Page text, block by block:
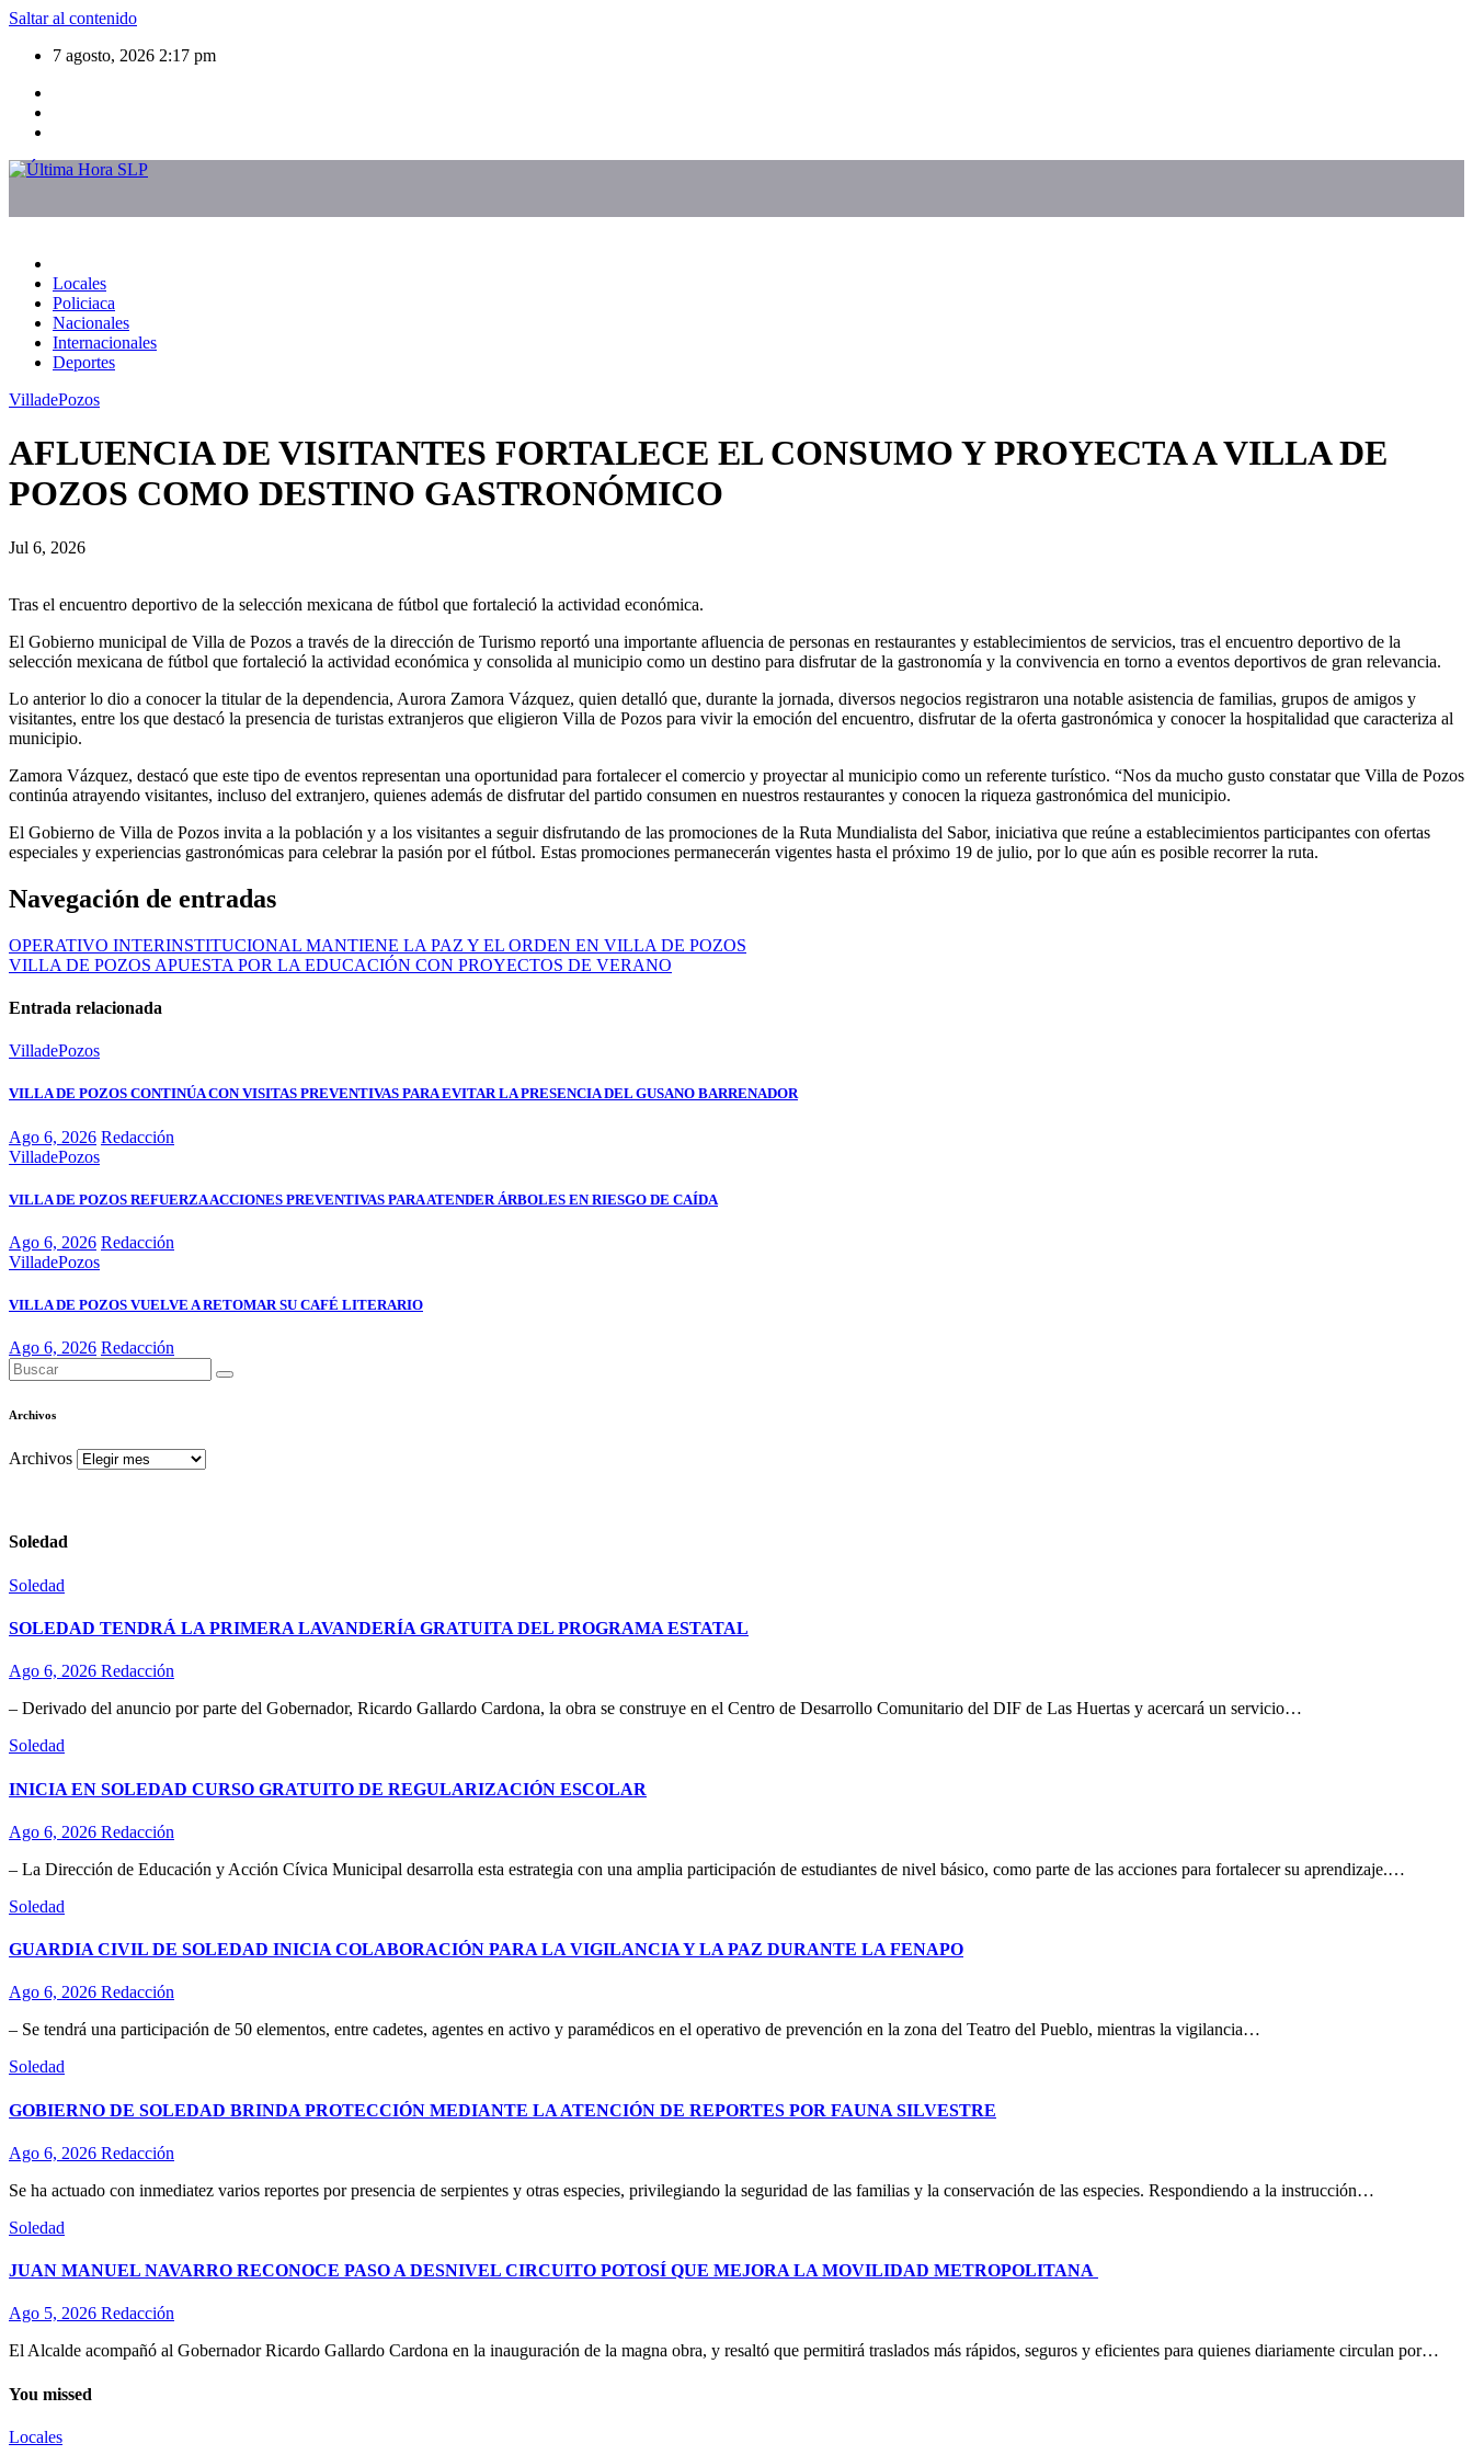
Saltar al contenido
7 agosto, 2026 2:17 pm
Locales
Policiaca
Nacionales
Internacionales
Deportes
VilladePozos
AFLUENCIA DE VISITANTES FORTALECE EL CONSUMO Y PROYECTA A VILLA DE
POZOS COMO DESTINO GASTRONÓMICO
Jul 6, 2026
Tras el encuentro deportivo de la selección mexicana de fútbol que fortaleció la actividad económica.
El Gobierno municipal de Villa de Pozos a través de la dirección de Turismo reportó una importante afluencia de personas en restaurantes y establecimientos de servicios, tras el encuentro deportivo de la
selección mexicana de fútbol que fortaleció la actividad económica y consolida al municipio como un destino para disfrutar de la gastronomía y la convivencia en torno a eventos deportivos de gran relevancia.
Lo anterior lo dio a conocer la titular de la dependencia, Aurora Zamora Vázquez, quien detalló que, durante la jornada, diversos negocios registraron una notable asistencia de familias, grupos de amigos y
visitantes, entre los que destacó la presencia de turistas extranjeros que eligieron Villa de Pozos para vivir la emoción del encuentro, disfrutar de la oferta gastronómica y conocer la hospitalidad que caracteriza al
municipio.
Zamora Vázquez, destacó que este tipo de eventos representan una oportunidad para fortalecer el comercio y proyectar al municipio como un referente turístico. “Nos da mucho gusto constatar que Villa de Pozos
continúa atrayendo visitantes, incluso del extranjero, quienes además de disfrutar del partido consumen en nuestros restaurantes y conocen la riqueza gastronómica del municipio.
El Gobierno de Villa de Pozos invita a la población y a los visitantes a seguir disfrutando de las promociones de la Ruta Mundialista del Sabor, iniciativa que reúne a establecimientos participantes con ofertas
especiales y experiencias gastronómicas para celebrar la pasión por el fútbol. Estas promociones permanecerán vigentes hasta el próximo 19 de julio, por lo que aún es posible recorrer la ruta.
Navegación de entradas
OPERATIVO INTERINSTITUCIONAL MANTIENE LA PAZ Y EL ORDEN EN VILLA DE POZOS
VILLA DE POZOS APUESTA POR LA EDUCACIÓN CON PROYECTOS DE VERANO
Entrada relacionada
VilladePozos
VILLA DE POZOS CONTINÚA CON VISITAS PREVENTIVAS PARA EVITAR LA PRESENCIA DEL GUSANO BARRENADOR
Ago 6, 2026 Redacción
VilladePozos
VILLA DE POZOS REFUERZA ACCIONES PREVENTIVAS PARA ATENDER ÁRBOLES EN RIESGO DE CAÍDA
Ago 6, 2026 Redacción
VilladePozos
VILLA DE POZOS VUELVE A RETOMAR SU CAFÉ LITERARIO
Ago 6, 2026 Redacción
Archivos
Archivos
Soledad
Soledad
SOLEDAD TENDRÁ LA PRIMERA LAVANDERÍA GRATUITA DEL PROGRAMA ESTATAL
Ago 6, 2026 Redacción
– Derivado del anuncio por parte del Gobernador, Ricardo Gallardo Cardona, la obra se construye en el Centro de Desarrollo Comunitario del DIF de Las Huertas y acercará un servicio…
Soledad
INICIA EN SOLEDAD CURSO GRATUITO DE REGULARIZACIÓN ESCOLAR
Ago 6, 2026 Redacción
– La Dirección de Educación y Acción Cívica Municipal desarrolla esta estrategia con una amplia participación de estudiantes de nivel básico, como parte de las acciones para fortalecer su aprendizaje.…
Soledad
GUARDIA CIVIL DE SOLEDAD INICIA COLABORACIÓN PARA LA VIGILANCIA Y LA PAZ DURANTE LA FENAPO
Ago 6, 2026 Redacción
– Se tendrá una participación de 50 elementos, entre cadetes, agentes en activo y paramédicos en el operativo de prevención en la zona del Teatro del Pueblo, mientras la vigilancia…
Soledad
GOBIERNO DE SOLEDAD BRINDA PROTECCIÓN MEDIANTE LA ATENCIÓN DE REPORTES POR FAUNA SILVESTRE
Ago 6, 2026 Redacción
Se ha actuado con inmediatez varios reportes por presencia de serpientes y otras especies, privilegiando la seguridad de las familias y la conservación de las especies. Respondiendo a la instrucción…
Soledad
JUAN MANUEL NAVARRO RECONOCE PASO A DESNIVEL CIRCUITO POTOSÍ QUE MEJORA LA MOVILIDAD METROPOLITANA
Ago 5, 2026 Redacción
El Alcalde acompañó al Gobernador Ricardo Gallardo Cardona en la inauguración de la magna obra, y resaltó que permitirá traslados más rápidos, seguros y eficientes para quienes diariamente circulan por…
You missed
Locales